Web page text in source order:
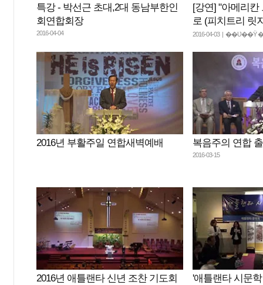
특강 - 박선근 초대,2대 동남부한인
회연합회장
2016-04-04
[강연] "아메리칸
로 (피치트리 릿
2016-04-03 |
2016년 부활주일 연합새벽예배 복음주의 연합
2016-03-15
2016년 애틀랜타 신년 조찬 기도회 '애틀랜타 시문